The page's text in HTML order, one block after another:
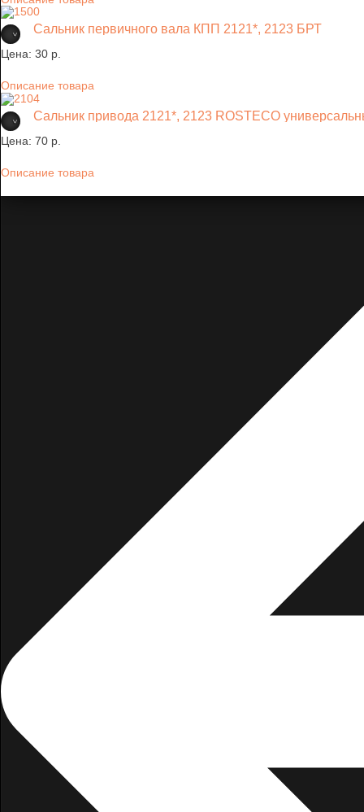
Сальник первичного вала КПП 2121*, 2123 БРТ
Цена: 30 p.
Описание товара
Сальник привода 2121*, 2123 ROSTECO
Цена: 70 p.
Описание товара